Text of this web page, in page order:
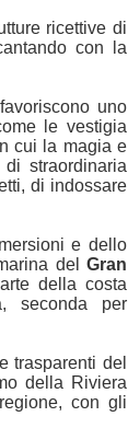
ricettive di
con la
uno
le vestigia
cui la magia e
straordinaria
di indossare
e dello
del Gran
della costa
seconda per
trasparenti del
della Riviera
con gli